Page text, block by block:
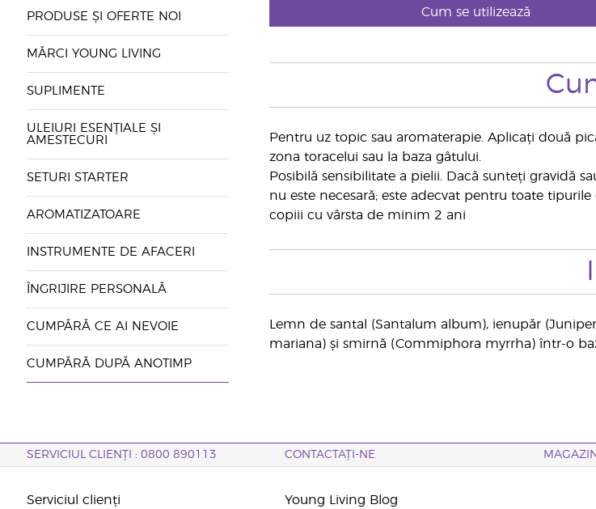
PRODUSE ȘI OFERTE NOI
MĂRCI YOUNG LIVING
SUPLIMENTE
ULEIURI ESENȚIALE ȘI
AMESTECURI
SETURI STARTER
AROMATIZATOARE
INSTRUMENTE DE AFACERI
ÎNGRIJIRE PERSONALĂ
CUMPĂRĂ CE AI NEVOIE
CUMPĂRĂ DUPĂ ANOTIMP
Cum se utilizează
Pentru uz topic sau aromaterapie. Aplicați două
zona toracelui sau la baza gâtului.
Posibilă sensibilitate a pielii. Dacă sunteți gravidă
nu este necesară; este adecvat pentru toate
copiii cu vârsta de minim 2 ani
Lemn de santal (Santalum album), ienupăr
mariana) și smirnă (Commiphora myrrha) într-o
SERVICIUL CLIENȚI : 0800 890113 CONTACTAȚI-NE
Serviciul clienți Young Living Blog